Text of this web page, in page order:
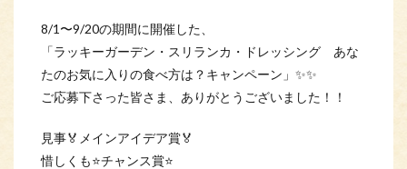
8/1〜9/20の期間に開催した、
「ラッキーガーデン・スリランカ・ドレッシング あな
たのお気に入りの食べ方は？キャンペーン」✨✨
ご応募下さった皆さま、ありがとうございました！！
見事🏅メインアイデア賞🏅
惜しくも⭐チャンス賞⭐